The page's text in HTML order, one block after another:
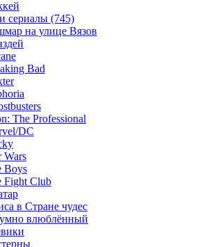
сериалы (745)
на улице Вязов
Bad
The Professional
DC
Wars
Boys
Fight Club
в Стране чудес
влюблённый